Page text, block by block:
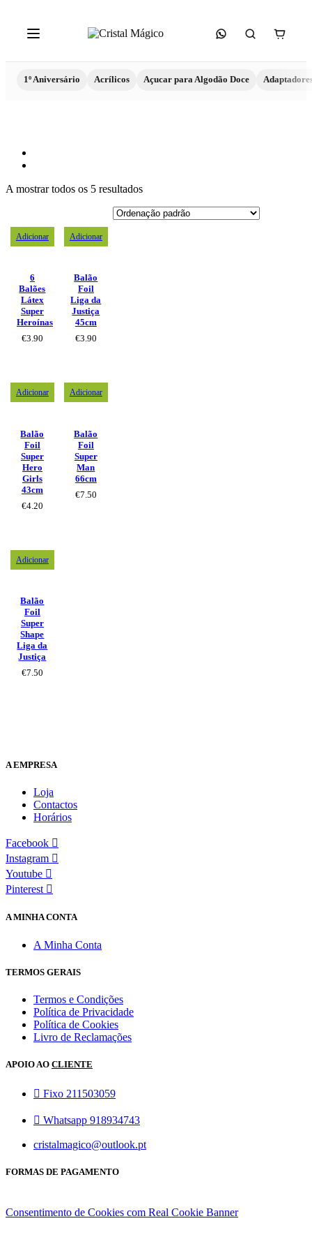
1º Aniversário Acrílicos Açucar para Algodão Doce
A mostrar todos os 5 resultados
Adicionar
6
Balões
Látex
Super
Heroínas
€3.90
Adicionar
Balão
Foil
Liga da
Justiça
45cm
€3.90
Adicionar
Balão
Foil
Super
Hero
Girls
43cm
€4.20
Adicionar
Balão
Foil
Super
Man
66cm
€7.50
Adicionar
Balão
Foil
Super
Shape
Liga da
Justiça
€7.50
A EMPRESA
Loja
Contactos
Horários
Facebook
Instagram
Youtube
Pinterest
A MINHA CONTA
A Minha Conta
TERMOS GERAIS
Termos e Condições
Política de Privacidade
Política de Cookies
Livro de Reclamações
APOIO AO CLIENTE
Fixo 211503059
Whatsapp 918934743
cristalmagico@outlook.pt
FORMAS DE PAGAMENTO
Consentimento de Cookies com Real Cookie Banner